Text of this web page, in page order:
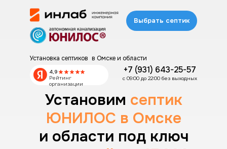
Установка септиков в Омске и области
Рейтинг
организации
4,9 +7 (931) 643-25-57
с 09:00 до 22:00 без выходных
Выбрать септик
Установим септик
ЮНИЛОС в Омске
и области под ключ